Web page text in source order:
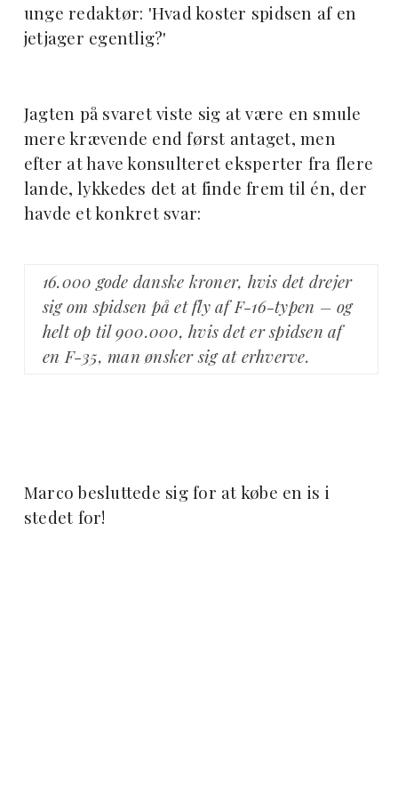
unge redaktør: 'Hvad koster spidsen af en
jetjager egentlig?'
Jagten på svaret viste sig at være en smule
mere krævende end først antaget, men
efter at have konsulteret eksperter fra flere
lande, lykkedes det at finde frem til én, der
havde et konkret svar:
16.000 gode danske kroner, hvis det drejer
sig om spidsen på et fly af F-16-typen – og
helt op til 900.000, hvis det er spidsen af
en F-35, man ønsker sig at erhverve.
Marco besluttede sig for at købe en is i
stedet for!